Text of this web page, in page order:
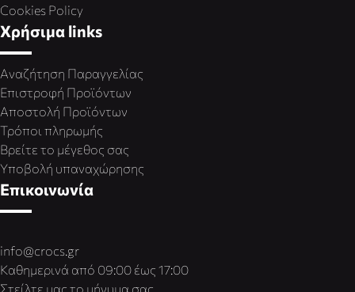
Cookies Policy
Χρήσιμα links
Αναζήτηση Παραγγελίας
Επιστροφή Προϊόντων
Αποστολή Προϊόντων
Τρόποι πληρωμής
Βρείτε το μέγεθος σας
Υποβολή υπαναχώρησης
Επικοινωνία
info@crocs.gr
Καθημερινά από 09:00 έως 17:00
Στείλτε μας το μήνυμα σας